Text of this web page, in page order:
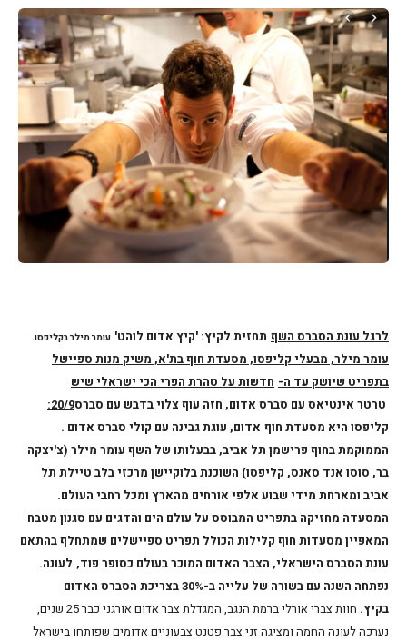
עומר מילר בקליפסו. תחזית לקיץ: 'קיץ אדום לוהט' לרגל עונת הסברס השף
עומר מילר, מבעלי קליפסו, מסעדת חוף בת'א, משיק מנות ספיישל
חדשות על טהרת הפרי הכי ישראלי שיש בתפריט שיושק עד ה-
20/9:טרטר אינטיאס עם סברס אדום, חזה עוף צלוי בדבש עם סברס
אדום, עוגת גבינה עם קולי סברס אדום . קליפסו היא מסעדת חוף
הממוקמת בחוף פרישמן תל אביב, בבעלותו של השף עומר מילר (צ'יצקה
בר, סוסו אנד סאנס, קליפסו) השוכנת בלוקיישן מרכזי בלב טיילת תל
אביב ומארחת מידי שבוע אלפי אורחים מהארץ ומכל רחבי העולם.
המסעדה מחזיקה בתפריט המבוסס על עולם הים והדגים עם סגנון מטבח
המאפיין מסעדות חוף קלילות הכולל תפריט ספיישלים שמתחלף בהתאם
לעונה. עונת הסברס הישראלי, הצבר האדום המוכר בעולם כסופר פוד,
נפתחה השנה עם בשורה של עלייה ב-30% בצריכת הסברס האדום
בקיץ.
חוות צברי אורלי ברמת הנגב, המגדלת צבר אדום אורגני כבר 25 שנים,
נערכה לעונה החמה ומציגה זני צבר פטנט צבעוניים אדומים שפותחו בישראל